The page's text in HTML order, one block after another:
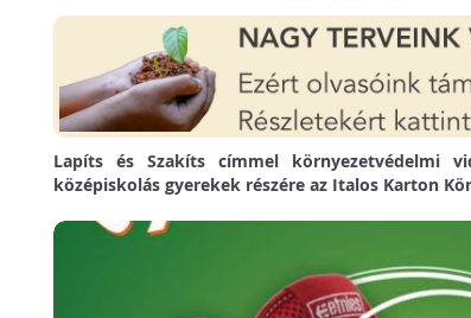
Lapíts és Szakíts címmel környezetvédelmi
középiskolás gyerekek részére az Italos Karton